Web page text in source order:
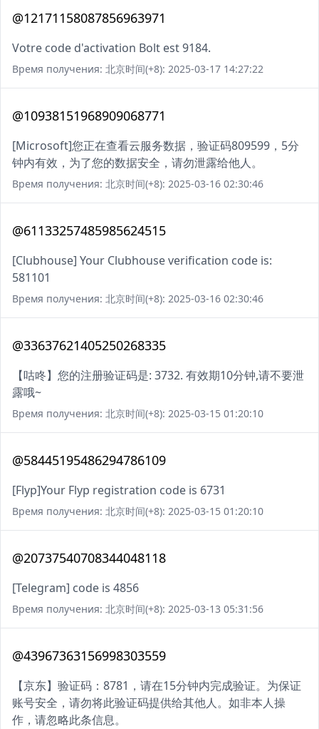
@12171158087856963971
Votre code d'activation Bolt est 9184.
Время получения: 北京时间(+8): 2025-03-17 14:27:22
@10938151968909068771
[Microsoft]您正在查看云服务数据，验证码809599，5分
钟内有效，为了您的数据安全，请勿泄露给他人。
Время получения: 北京时间(+8): 2025-03-16 02:30:46
@61133257485985624515
[Clubhouse] Your Clubhouse verification code is:
581101
Время получения: 北京时间(+8): 2025-03-16 02:30:46
@33637621405250268335
【咕咚】您的注册验证码是: 3732. 有效期10分钟,请不要泄
露哦~
Время получения: 北京时间(+8): 2025-03-15 01:20:10
@58445195486294786109
[Flyp]Your Flyp registration code is 6731
Время получения: 北京时间(+8): 2025-03-15 01:20:10
@20737540708344048118
[Telegram] code is 4856
Время получения: 北京时间(+8): 2025-03-13 05:31:56
@43967363156998303559
【京东】验证码：8781，请在15分钟内完成验证。为保证
账号安全，请勿将此验证码提供给其他人。如非本人操
作，请忽略此条信息。